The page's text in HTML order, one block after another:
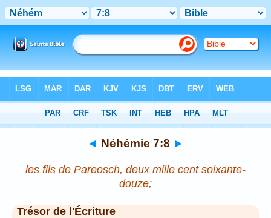
Chapitre 7 > Verset 8
◄ Néhémie 7:8 ►
les fils de Pareosch, deux mille cent soixante-
douze;
Trésor de l'Écriture